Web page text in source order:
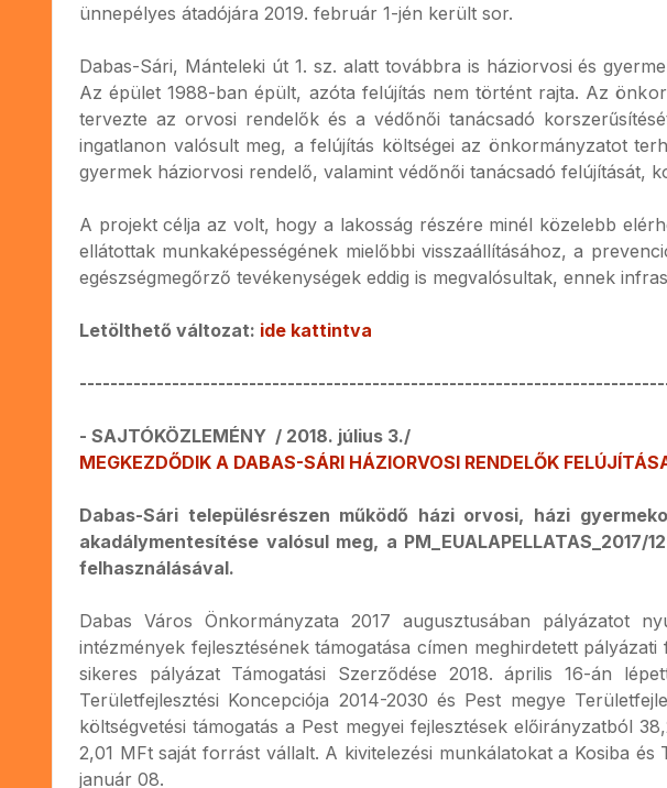
ünnepélyes átadójára 2019. február 1-jén került sor.
Dabas-Sári, Mánteleki út 1. sz. alatt továbbra is háziorvosi és
Az épület 1988-ban épült, azóta felújítás nem történt rajta. Az
tervezte az orvosi rendelők és a védőnői tanácsadó
ingatlanon valósult meg, a felújítás költségei az önkormányzatot
gyermek háziorvosi rendelő, valamint védőnői tanácsadó felújítását,
A projekt célja az volt, hogy a lakosság részére minél közelebb
ellátottak munkaképességének mielőbbi visszaállításához, a
egészségmegőrző tevékenységek eddig is megvalósultak, ennek
Letölthető változat: ide kattintva
- SAJTÓKÖZLEMÉNY / 2018. július 3./
MEGKEZDŐDIK A DABAS-SÁRI HÁZIORVOSI RENDELŐK
Dabas-Sári településrészen működő házi orvosi, házi
akadálymentesítése valósul meg, a
felhasználásával.
Dabas Város Önkormányzata 2017 augusztusában pályázatot
intézmények fejlesztésének támogatása címen meghirdetett
sikeres pályázat Támogatási Szerződése 2018. április 16-án
Területfejlesztési Koncepciója 2014-2030 és Pest megye
költségvetési támogatás a Pest megyei fejlesztések előirányzatból
2,01 MFt saját forrást vállalt. A kivitelezési munkálatokat a Kosiba
január 08.